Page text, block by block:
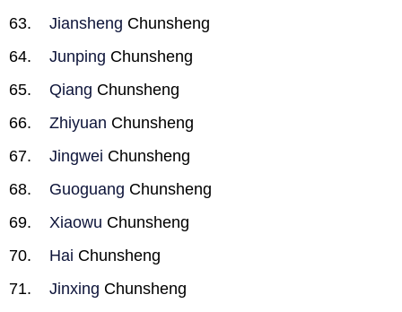
Jiansheng Chunsheng
Junping Chunsheng
Qiang Chunsheng
Zhiyuan Chunsheng
Jingwei Chunsheng
Guoguang Chunsheng
Xiaowu Chunsheng
Hai Chunsheng
Jinxing Chunsheng